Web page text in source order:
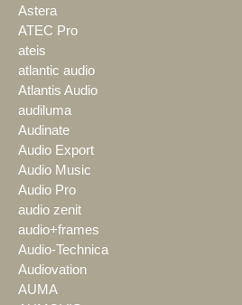
Astera
ATEC Pro
ateis
atlantic audio
Atlantis Audio
audiluma
Audinate
Audio Export
Audio Music
Audio Pro
audio zenit
audio+frames
Audio-Technica
Audiovation
AUMA